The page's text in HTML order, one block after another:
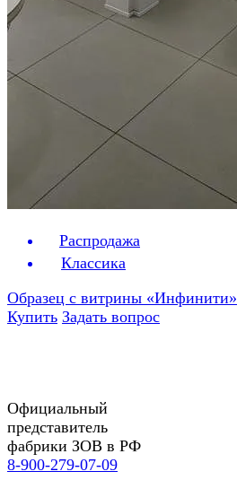
Распродажа
Классика
Образец с витрины «Инфинити»
Купить Задать вопрос
Официальный
представитель
фабрики ЗОВ в РФ
8-900-279-07-09